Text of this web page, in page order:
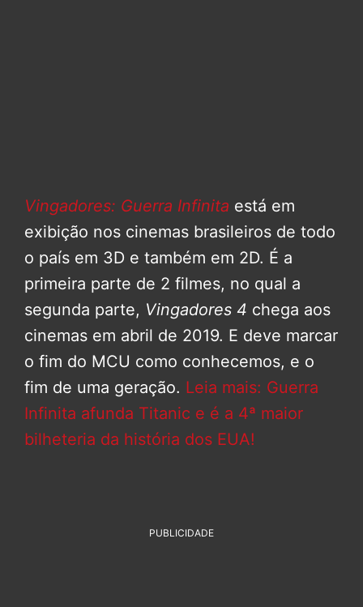
Vingadores: Guerra Infinita está em
exibição nos cinemas brasileiros de todo
o país em 3D e também em 2D. É a
primeira parte de 2 filmes, no qual a
segunda parte, Vingadores 4 chega aos
cinemas em abril de 2019. E deve marcar
o fim do MCU como conhecemos, e o
fim de uma geração. Leia mais: Guerra
Infinita afunda Titanic e é a 4ª maior
bilheteria da história dos EUA!
PUBLICIDADE